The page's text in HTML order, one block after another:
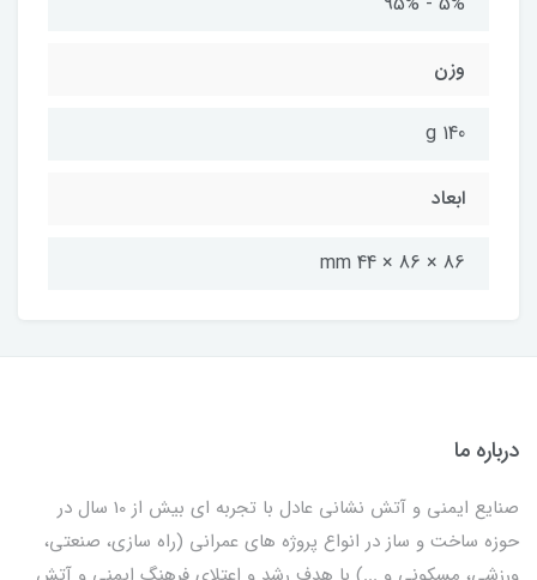
وزن
140 g
ابعاد
86 × 86 × 44 mm
درباره ما
صنایع ایمنی و آتش نشانی عادل با تجربه ای بیش از 10 سال در
حوزه ساخت و ساز در انواع پروژه های عمرانی (راه سازی، صنعتی،